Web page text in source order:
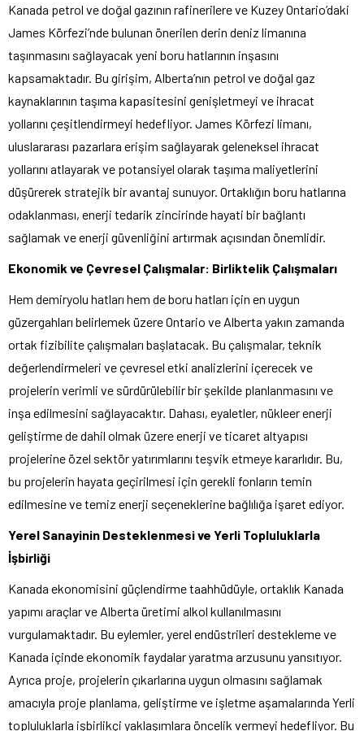
Kanada petrol ve doğal gazının rafinerilere ve Kuzey Ontario’daki
James Körfezi’nde bulunan önerilen derin deniz limanına
taşınmasını sağlayacak yeni boru hatlarının inşasını
kapsamaktadır. Bu girişim, Alberta’nın petrol ve doğal gaz
kaynaklarının taşıma kapasitesini genişletmeyi ve ihracat
yollarını çeşitlendirmeyi hedefliyor. James Körfezi limanı,
uluslararası pazarlara erişim sağlayarak geleneksel ihracat
yollarını atlayarak ve potansiyel olarak taşıma maliyetlerini
düşürerek stratejik bir avantaj sunuyor. Ortaklığın boru hatlarına
odaklanması, enerji tedarik zincirinde hayati bir bağlantı
sağlamak ve enerji güvenliğini artırmak açısından önemlidir.
Ekonomik ve Çevresel Çalışmalar: Birliktelik Çalışmaları
Hem demiryolu hatları hem de boru hatları için en uygun
güzergahları belirlemek üzere Ontario ve Alberta yakın zamanda
ortak fizibilite çalışmaları başlatacak. Bu çalışmalar, teknik
değerlendirmeleri ve çevresel etki analizlerini içerecek ve
projelerin verimli ve sürdürülebilir bir şekilde planlanmasını ve
inşa edilmesini sağlayacaktır. Dahası, eyaletler, nükleer enerji
geliştirme de dahil olmak üzere enerji ve ticaret altyapısı
projelerine özel sektör yatırımlarını teşvik etmeye kararlıdır. Bu,
bu projelerin hayata geçirilmesi için gerekli fonların temin
edilmesine ve temiz enerji seçeneklerine bağlılığa işaret ediyor.
Yerel Sanayinin Desteklenmesi ve Yerli Topluluklarla
İşbirliği
Kanada ekonomisini güçlendirme taahhüdüyle, ortaklık Kanada
yapımı araçlar ve Alberta üretimi alkol kullanılmasını
vurgulamaktadır. Bu eylemler, yerel endüstrileri destekleme ve
Kanada içinde ekonomik faydalar yaratma arzusunu yansıtıyor.
Ayrıca proje, projelerin çıkarlarına uygun olmasını sağlamak
amacıyla proje planlama, geliştirme ve işletme aşamalarında Yerli
topluluklarla işbirlikçi yaklaşımlara öncelik vermeyi hedefliyor. Bu